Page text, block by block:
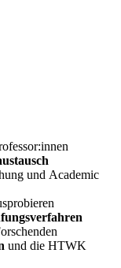
und Academic
und die HTWK